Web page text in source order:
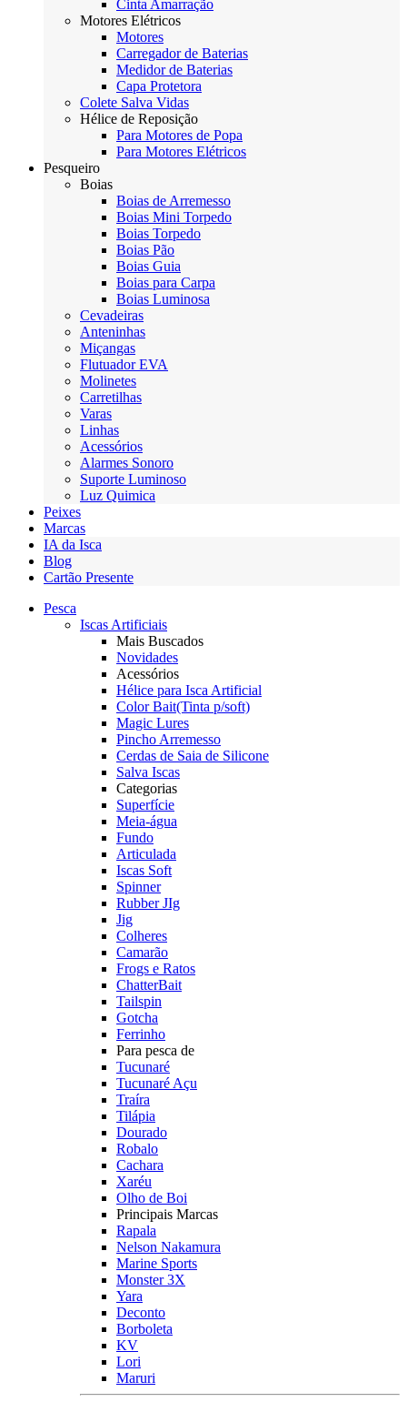
Cinta Amarração
Motores Elétricos
Motores
Carregador de Baterias
Medidor de Baterias
Capa Protetora
Colete Salva Vidas
Hélice de Reposição
Para Motores de Popa
Para Motores Elétricos
Pesqueiro
Boias
Boias de Arremesso
Boias Mini Torpedo
Boias Torpedo
Boias Pão
Boias Guia
Boias para Carpa
Boias Luminosa
Cevadeiras
Anteninhas
Miçangas
Flutuador EVA
Molinetes
Carretilhas
Varas
Linhas
Acessórios
Alarmes Sonoro
Suporte Luminoso
Luz Quimica
Peixes
Marcas
IA da Isca
Blog
Cartão Presente
Pesca
Iscas Artificiais
Mais Buscados
Novidades
Acessórios
Hélice para Isca Artificial
Color Bait(Tinta p/soft)
Magic Lures
Pincho Arremesso
Cerdas de Saia de Silicone
Salva Iscas
Categorias
Superfície
Meia-água
Fundo
Articulada
Iscas Soft
Spinner
Rubber JIg
Jig
Colheres
Camarão
Frogs e Ratos
ChatterBait
Tailspin
Gotcha
Ferrinho
Para pesca de
Tucunaré
Tucunaré Açu
Traíra
Tilápia
Dourado
Robalo
Cachara
Xaréu
Olho de Boi
Principais Marcas
Rapala
Nelson Nakamura
Marine Sports
Monster 3X
Yara
Deconto
Borboleta
KV
Lori
Maruri